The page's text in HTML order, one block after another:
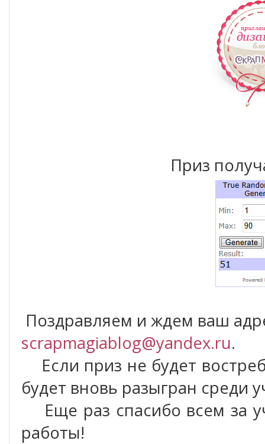
Приз
Поздравляем и ждем ваш
scrapmagiablog@yandex.ru.
Если приз не будет
будет вновь разыгран среди
Еще раз спасибо всем за
работы!